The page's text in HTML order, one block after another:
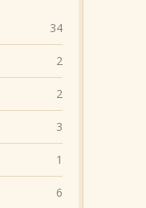
34
2
2
3
1
6